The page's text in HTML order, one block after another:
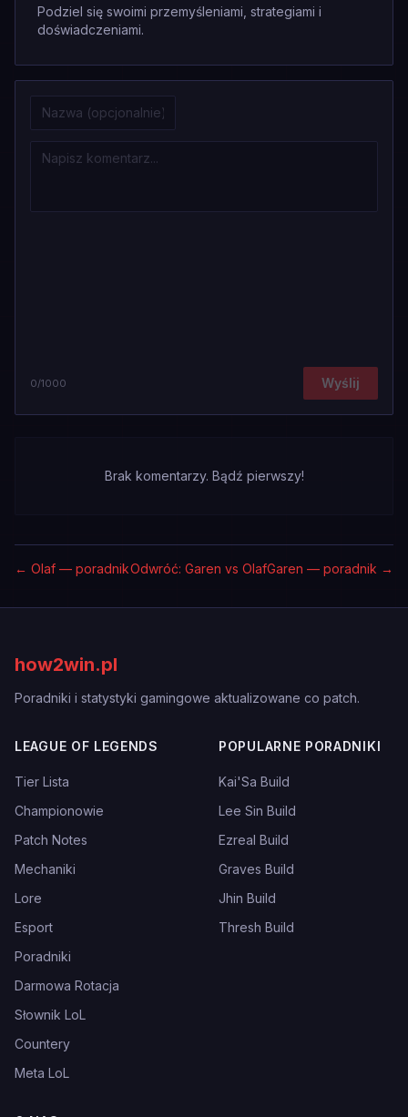
Podziel się swoimi przemyśleniami, strategiami i
doświadczeniami.
0/1000 Wyślij
Brak komentarzy. Bądź pierwszy!
← Olaf — poradnikOdwróć: Garen vs OlafGaren — poradnik →
how2win.pl
Poradniki i statystyki gamingowe aktualizowane co patch.
LEAGUE OF LEGENDS
Tier Lista
Championowie
Patch Notes
Mechaniki
Lore
Esport
Poradniki
Darmowa Rotacja
Słownik LoL
Countery
Meta LoL
POPULARNE PORADNIKI
Kai'Sa Build
Lee Sin Build
Ezreal Build
Graves Build
Jhin Build
Thresh Build